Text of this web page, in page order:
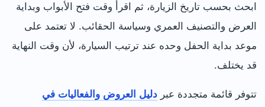
ابحث بحسب تاريخ الزيارة، ثم اقرأ وقت فتح الأبواب وبداية
العرض والتصنيف العمري وسياسة الحقائب. لا تعتمد على
موعد بداية الحفل وحده عند ترتيب السيارة، لأن وقت النهاية
قد يختلف.
تتوفر قائمة متجددة عبر دليل العروض والفعاليات في